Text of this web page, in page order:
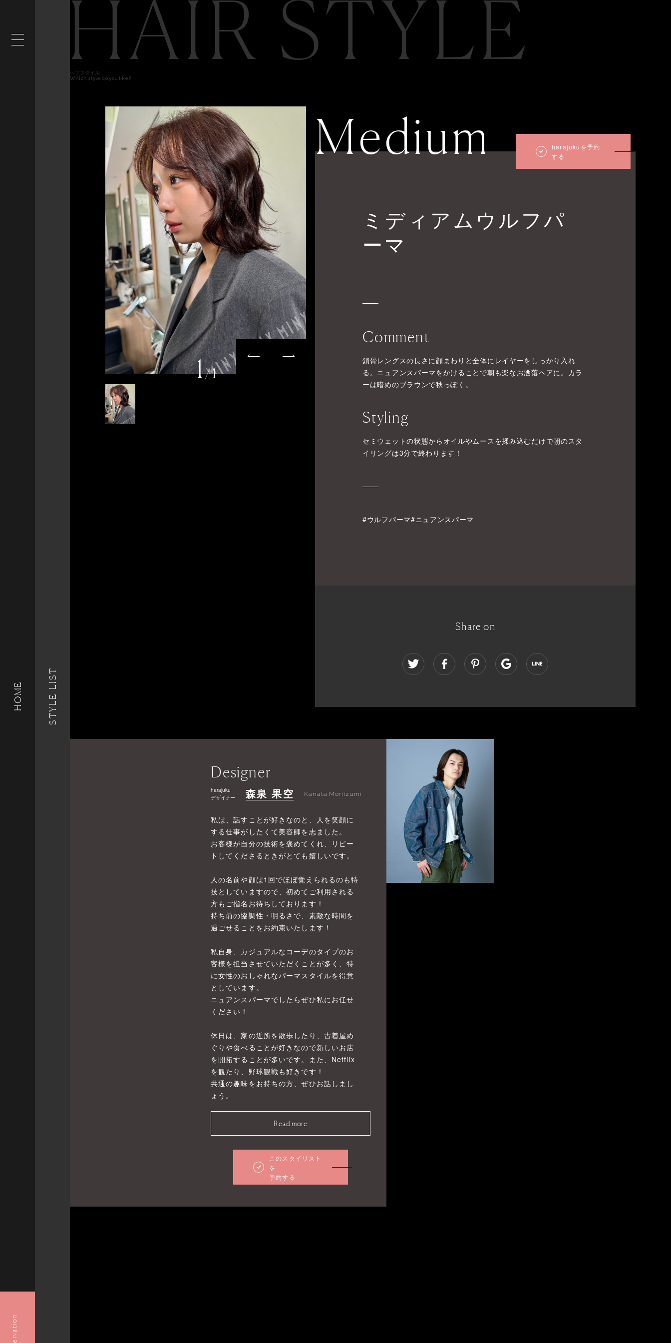
HOME STYLE LIST
HAIR STYLE
ヘアスタイル
Which style do you like?
1/1
Medium
harajukuを予約
する
ミディアムウルフパ
ーマ
Comment
鎖骨レングスの長さに顔まわりと全体にレイヤーをしっかり入れ
る。ニュアンスパーマをかけることで朝も楽なお洒落ヘアに。カラ
ーは暗めのブラウンで秋っぽく。
Styling
セミウェットの状態からオイルやムースを揉み込むだけで朝のスタ
イリングは3分で終わります！
#ウルフパーマ#ニュアンスパーマ
Share on
Designer
harajuku
デザイナー
森泉 果空 Kanata Moriizumi
私は、話すことが好きなのと、人を笑顔に
する仕事がしたくて美容師を志ました。
お客様が自分の技術を褒めてくれ、リピー
トしてくださるときがとても嬉しいです。
人の名前や顔は1回でほぼ覚えられるのも特
技としていますので、初めてご利用される
方もご指名お待ちしております！
持ち前の協調性・明るさで、素敵な時間を
過ごせることをお約束いたします！
私自身、カジュアルなコーデのタイプのお
客様を担当させていただくことが多く、特
に女性のおしゃれなパーマスタイルを得意
としています。
ニュアンスパーマでしたらぜひ私にお任せ
ください！
休日は、家の近所を散歩したり、古着屋め
ぐりや食べることが好きなので新しいお店
を開拓することが多いです。また、Netflix
を観たり、野球観戦も好きです！
共通の趣味をお持ちの方、ぜひお話しまし
ょう。
Read more
このスタイリスト
を
予約する